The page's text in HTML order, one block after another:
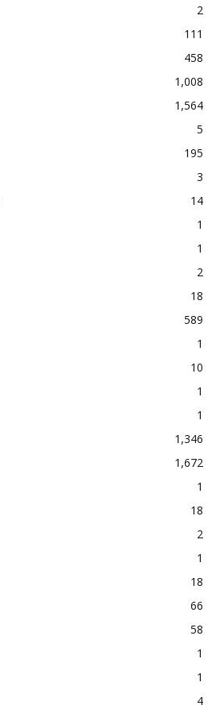
2
111
458
1,008
1,564
5
195
3
14
1
1
2
18
589
1
10
1
1
1,346
1,672
1
18
2
1
18
66
58
1
1
4